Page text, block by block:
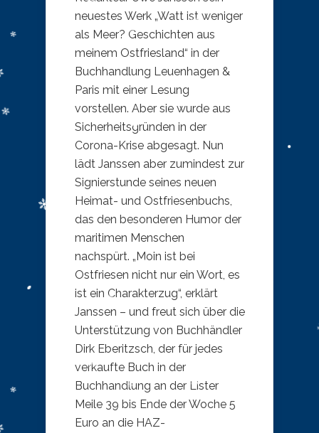
neuestes Werk „Watt ist weniger
als Meer? Geschichten aus
meinem Ostfriesland“ in der
Buchhandlung Leuenhagen &
Paris mit einer Lesung
vorstellen. Aber sie wurde aus
Sicherheitsgründen in der
Corona-Krise abgesagt. Nun
lädt Janssen aber zumindest zur
Signierstunde seines neuen
Heimat- und Ostfriesenbuchs,
das den besonderen Humor der
maritimen Menschen
nachspürt. „Moin ist bei
Ostfriesen nicht nur ein Wort, es
ist ein Charakterzug“, erklärt
Janssen – und freut sich über die
Unterstützung von Buchhändler
Dirk Eberitzsch, der für jedes
verkaufte Buch in der
Buchhandlung an der Lister
Meile 39 bis Ende der Woche 5
Euro an die HAZ-